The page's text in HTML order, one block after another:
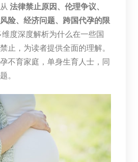
法律禁止原因、伦理争议、
险、经济问题、跨国代孕的限
度深度解析为什么在一些国
止，为读者提供全面的理解。
不育家庭，单身生育人士，同
。